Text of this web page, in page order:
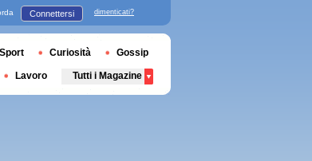
Connettersi dimenticati?
Sport Curiosità Gossip
Lavoro Tutti i Magazine